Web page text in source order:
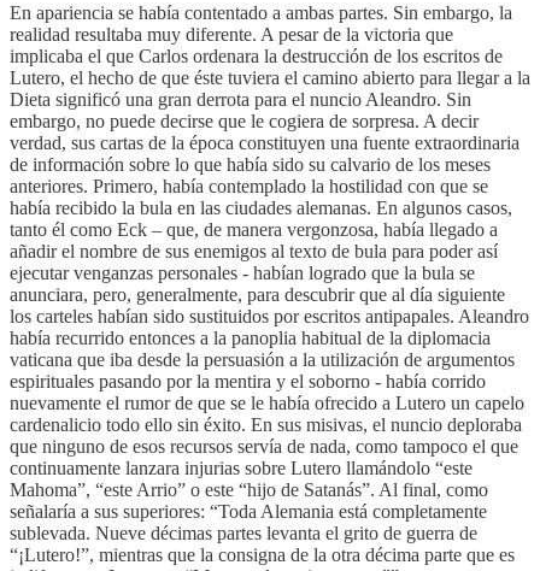
En apariencia se había contentado a ambas partes. Sin embargo, la
realidad resultaba muy diferente. A pesar de la victoria que
implicaba el que Carlos ordenara la destrucción de los escritos de
Lutero, el hecho de que éste tuviera el camino abierto para llegar a la
Dieta significó una gran derrota para el nuncio Aleandro. Sin
embargo, no puede decirse que le cogiera de sorpresa. A decir
verdad, sus cartas de la época constituyen una fuente extraordinaria
de información sobre lo que había sido su calvario de los meses
anteriores. Primero, había contemplado la hostilidad con que se
había recibido la bula en las ciudades alemanas. En algunos casos,
tanto él como Eck – que, de manera vergonzosa, había llegado a
añadir el nombre de sus enemigos al texto de bula para poder así
ejecutar venganzas personales - habían logrado que la bula se
anunciara, pero, generalmente, para descubrir que al día siguiente
los carteles habían sido sustituidos por escritos antipapales. Aleandro
había recurrido entonces a la panoplia habitual de la diplomacia
vaticana que iba desde la persuasión a la utilización de argumentos
espirituales pasando por la mentira y el soborno - había corrido
nuevamente el rumor de que se le había ofrecido a Lutero un capelo
cardenalicio todo ello sin éxito. En sus misivas, el nuncio deploraba
que ninguno de esos recursos servía de nada, como tampoco el que
continuamente lanzara injurias sobre Lutero llamándolo “este
Mahoma”, “este Arrio” o este “hijo de Satanás”. Al final, como
señalaría a sus superiores: “Toda Alemania está completamente
sublevada. Nueve décimas partes levanta el grito de guerra de
“¡Lutero!”, mientras que la consigna de la otra décima parte que es